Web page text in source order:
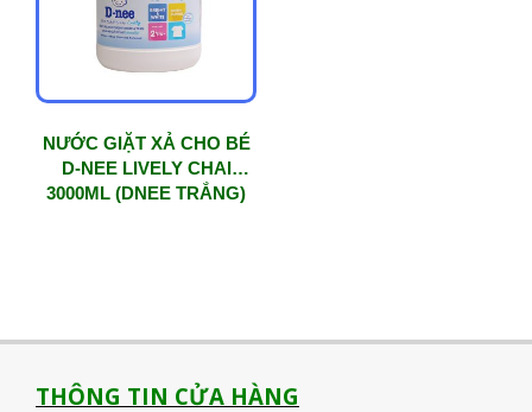
NƯỚC GIẶT XẢ CHO BÉ
D-NEE LIVELY CHAI
3000ML (DNEE TRẮNG)
THÔNG TIN CỬA HÀNG